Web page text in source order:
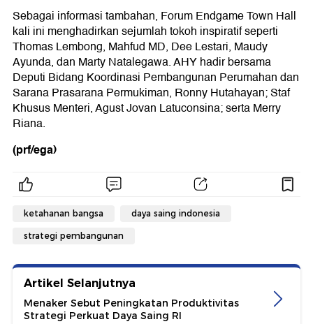
Sebagai informasi tambahan, Forum Endgame Town Hall
kali ini menghadirkan sejumlah tokoh inspiratif seperti
Thomas Lembong, Mahfud MD, Dee Lestari, Maudy
Ayunda, dan Marty Natalegawa. AHY hadir bersama
Deputi Bidang Koordinasi Pembangunan Perumahan dan
Sarana Prasarana Permukiman, Ronny Hutahayan; Staf
Khusus Menteri, Agust Jovan Latuconsina; serta Merry
Riana.
(prf/ega)
ketahanan bangsa daya saing indonesia
strategi pembangunan
Artikel Selanjutnya
Menaker Sebut Peningkatan Produktivitas
Strategi Perkuat Daya Saing RI